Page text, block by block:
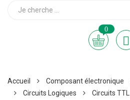
0
Accueil Composant électronique
Circuits Logiques
Circuits TTL